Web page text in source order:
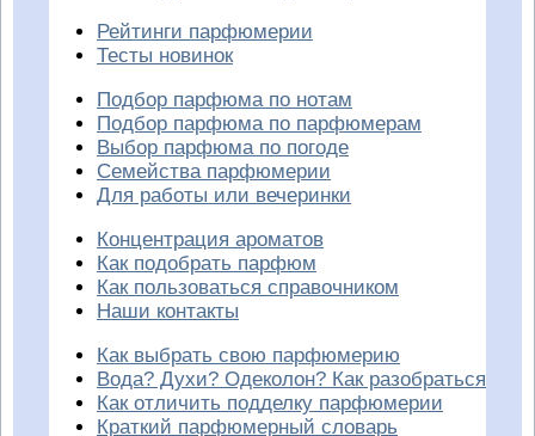
Рейтинги парфюмерии
Тесты новинок
Подбор парфюма по нотам
Подбор парфюма по парфюмерам
Выбор парфюма по погоде
Семейства парфюмерии
Для работы или вечеринки
Концентрация ароматов
Как подобрать парфюм
Как пользоваться справочником
Наши контакты
Как выбрать свою парфюмерию
Вода? Духи? Одеколон? Как разобраться
Как отличить подделку парфюмерии
Краткий парфюмерный словарь